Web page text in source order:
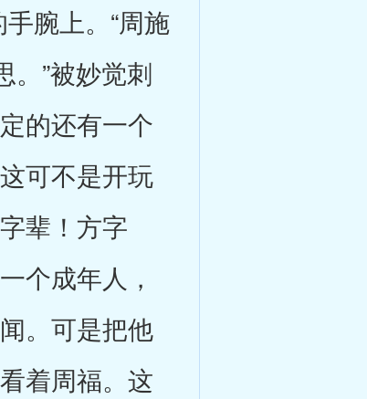
腕上。“周施
。”被妙觉刺
的还有一个
可不是开玩
辈！方字
个成年人，
。可是把他
着周福。这